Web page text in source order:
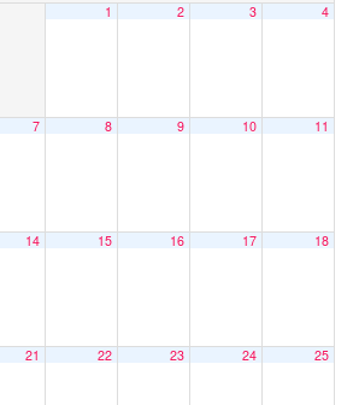
1 2 3 4
7 8 9 10 11
14 15 16 17 18
21 22 23 24 25